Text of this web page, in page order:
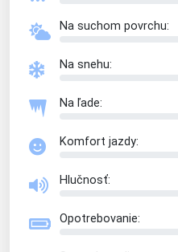
Na suchom povrchu:
Na snehu:
Na ľade:
Komfort jazdy:
Hlučnosť:
Opotrebovanie: